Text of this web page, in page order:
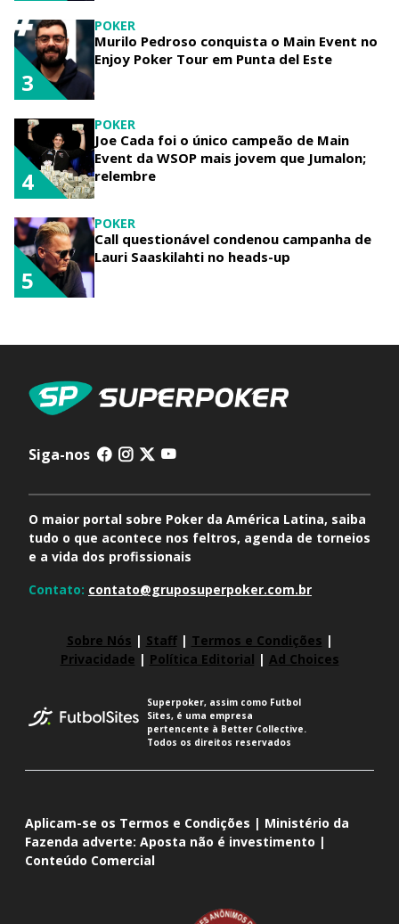
POKER
Murilo Pedroso conquista o Main Event no
Enjoy Poker Tour em Punta del Este
3
POKER
Joe Cada foi o único campeão de Main
Event da WSOP mais jovem que Jumalon;
relembre
4
POKER
Call questionável condenou campanha de
Lauri Saaskilahti no heads-up
5
Siga-nos
O maior portal sobre Poker da América Latina, saiba
tudo o que acontece nos feltros, agenda de torneios
e a vida dos profissionais
Contato: contato@gruposuperpoker.com.br
Sobre Nós | Staff| Termos e Condições |
Privacidade | Política Editorial | Ad Choices
Superpoker, assim como Futbol
Sites, é uma empresa
pertencente à Better Collective.
Todos os direitos reservados
Aplicam-se os Termos e Condições | Ministério da
Fazenda adverte: Aposta não é investimento |
Conteúdo Comercial